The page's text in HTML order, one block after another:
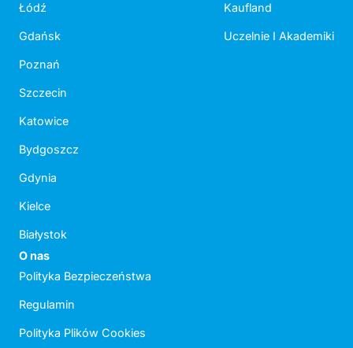
Łódź
Gdańsk
Poznań
Szczecin
Katowice
Bydgoszcz
Gdynia
Kielce
Białystok
Kaufland
Uczelnie I Akademiki
O nas
Polityka Bezpieczeństwa
Regulamin
Polityka Plików Cookies